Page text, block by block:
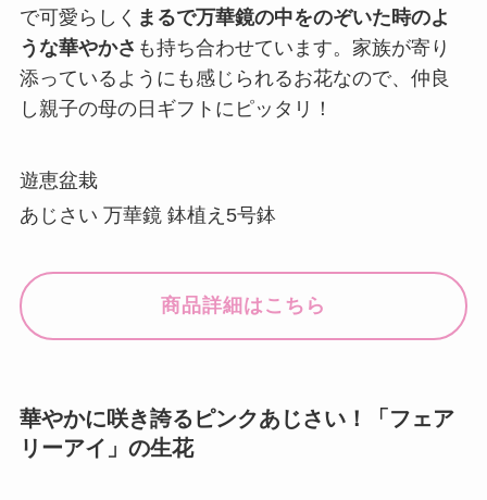
で可愛らしく まるで万華鏡の中をのぞいた時のよ
うな華やかさ も持ち合わせています。家族が寄り
添っているようにも感じられるお花なので、仲良
し親子の母の日ギフトにピッタリ！
遊恵盆栽
あじさい 万華鏡 鉢植え5号鉢
商品詳細はこちら
華やかに咲き誇るピンクあじさい！「フェア
リーアイ」の生花